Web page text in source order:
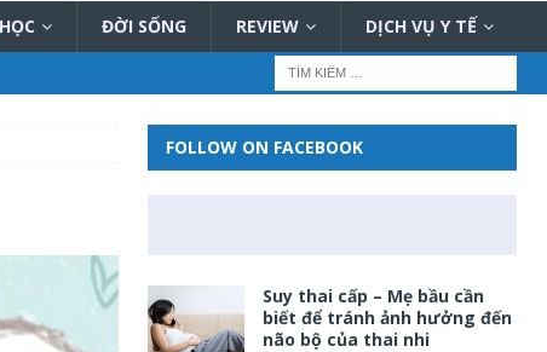
ĐỜI SỐNG REVIEW DỊCH VỤ Y TẾ
FOLLOW ON FACEBOOK
Suy thai cấp – Mẹ bầu cần
biết để tránh ảnh hưởng đến
não bộ của thai nhi